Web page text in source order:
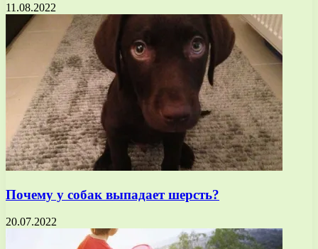
11.08.2022
Почему у собак выпадает шерсть?
20.07.2022